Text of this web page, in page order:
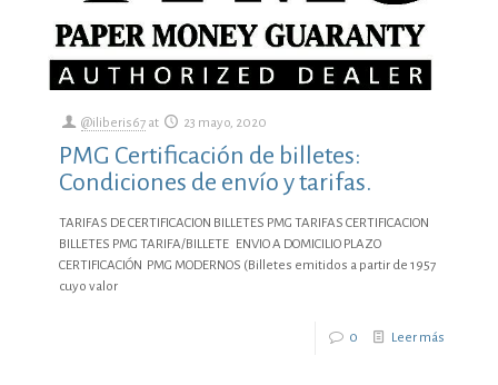
@iliberis67 at 23 mayo, 2020
PMG Certificación de billetes:
Condiciones de envío y tarifas.
TARIFAS DE CERTIFICACION BILLETES PMG TARIFAS CERTIFICACION
BILLETES PMG TARIFA/BILLETE ENVIO A DOMICILIO PLAZO
CERTIFICACIÓN PMG MODERNOS (Billetes emitidos a partir de 1957
cuyo valor
0 Leer más